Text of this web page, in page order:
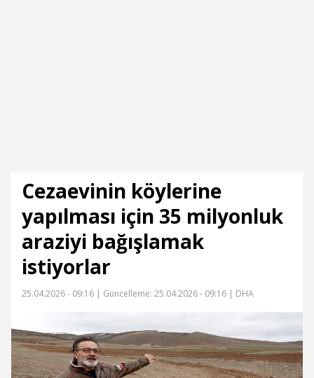
Cezaevinin köylerine
yapılması için 35 milyonluk
araziyi bağışlamak
istiyorlar
25.04.2026 - 09:16 | Güncelleme: 25.04.2026 - 09:16 | DHA